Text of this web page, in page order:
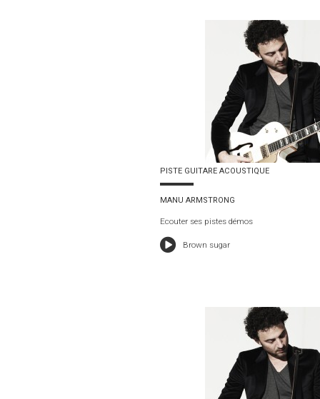
PISTE GUITARE ACOUSTIQUE
MANU ARMSTRONG
Ecouter ses pistes démos
Brown sugar